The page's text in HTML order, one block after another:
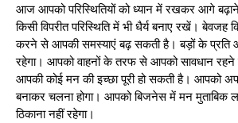
आज आपको परिस्थितियों को ध्यान में रखकर आगे
किसी विपरीत परिस्थिति में भी धैर्य बनाए रखें।
करने से आपकी समस्याएं बढ़ सकती है। बड़ों के प्रति
रहेगा। आपको वाहनों के तरफ से आपको सावधान
आपकी कोई मन की इच्छा पूरी हो सकती है। आपको
बनाकर चलना होगा। आपको बिजनेस में मन मुताबिक
ठिकाना नहीं रहेगा।